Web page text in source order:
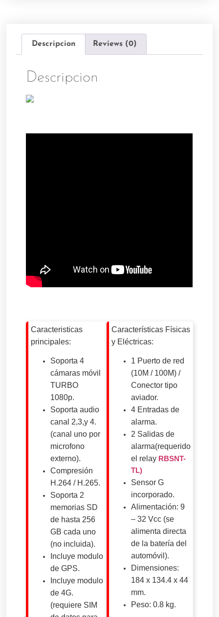
Descripcion Reviews (0)
Descripcion
Caracteristicas
principales:
Soporta 4
cámaras móvil
TURBO
1080p.
Soporta audio
canal 2,3,y 4.
(canal uno por
microfono
externo).
Compresión
H.264 / H.265.
Soporta 2
memorias SD
de hasta 256
GB cada uno
(no incluida).
Incluye modulo
de GPS.
Incluye modulo
de 4G.
(requiere SIM
Características Físicas
y Eléctricas:
1 Puerto de red
(10M / 100M) /
Conector tipo
aviador.
4 Entradas de
alarma.
2 Salidas de
alarma(requerido
el relay RBSNT-
TL)
Sensor G
incorporado.
Alimentación: 9
– 32 Vcc (se
alimenta directa
de la batería del
automóvil).
Dimensiones:
184 x 134.4 x 44
mm.
Peso: 0.8 kg.